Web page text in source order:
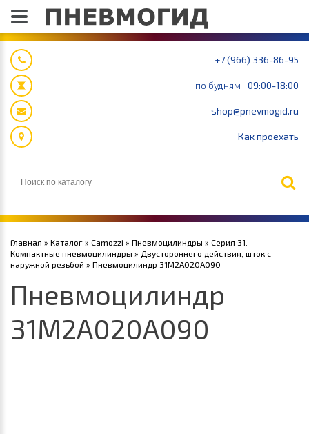
+7 (966) 336-86-95
по будням 09:00-18:00
shop@pnevmogid.ru
Как проехать
Главная » Каталог » Camozzi » Пневмоцилиндры » Серия 31.
Компактные пневмоцилиндры » Двустороннего действия, шток с
наружной резьбой » Пневмоцилиндр 31M2A020A090
Пневмоцилиндр
31M2A020A090